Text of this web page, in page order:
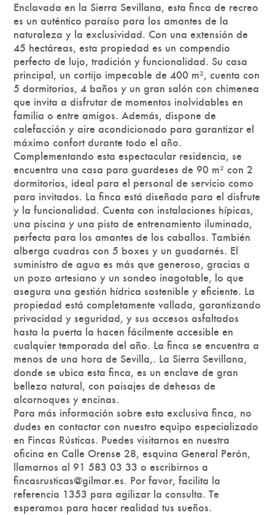
Enclavada en la Sierra Sevillana, esta finca de recreo
es un auténtico paraíso para los amantes de la
naturaleza y la exclusividad. Con una extensión de
45 hectáreas, esta propiedad es un compendio
perfecto de lujo, tradición y funcionalidad. Su casa
principal, un cortijo impecable de 400 m², cuenta con
5 dormitorios, 4 baños y un gran salón con chimenea
que invita a disfrutar de momentos inolvidables en
familia o entre amigos. Además, dispone de
calefacción y aire acondicionado para garantizar el
máximo confort durante todo el año.
Complementando esta espectacular residencia, se
encuentra una casa para guardeses de 90 m² con 2
dormitorios, ideal para el personal de servicio como
para invitados. La finca está diseñada para el disfrute
y la funcionalidad. Cuenta con instalaciones hípicas,
una piscina y una pista de entrenamiento iluminada,
perfecta para los amantes de los caballos. También
alberga cuadras con 5 boxes y un guadarnés. El
suministro de agua es más que generoso, gracias a
un pozo artesiano y un sondeo inagotable, lo que
asegura una gestión hídrica sostenible y eficiente. La
propiedad está completamente vallada, garantizando
privacidad y seguridad, y sus accesos asfaltados
hasta la puerta la hacen fácilmente accesible en
cualquier temporada del año. La finca se encuentra a
menos de una hora de Sevilla,. La Sierra Sevillana,
donde se ubica esta finca, es un enclave de gran
belleza natural, con paisajes de dehesas de
alcornoques y encinas.
Para más información sobre esta exclusiva finca, no
dudes en contactar con nuestro equipo especializado
en Fincas Rústicas. Puedes visitarnos en nuestra
oficina en Calle Orense 28, esquina General Perón,
llamarnos al 91 583 03 33 o escribirnos a
fincasrusticas@gilmar.es. Por favor, facilita la
referencia 1353 para agilizar la consulta. Te
esperamos para hacer realidad tus sueños.